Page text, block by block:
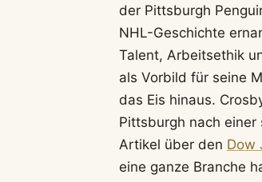
der Pittsburgh
NHL-Geschichte
Talent, Arbeitsethik
als Vorbild für seine
das Eis hinaus.
Pittsburgh nach
Artikel über den Dow
eine ganze Branche